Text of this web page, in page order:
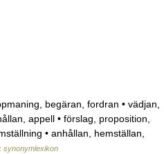
begäran, fordran • vädjan,
appell • förslag, proposition,
• anhållan, hemställan,
synonymlexikon